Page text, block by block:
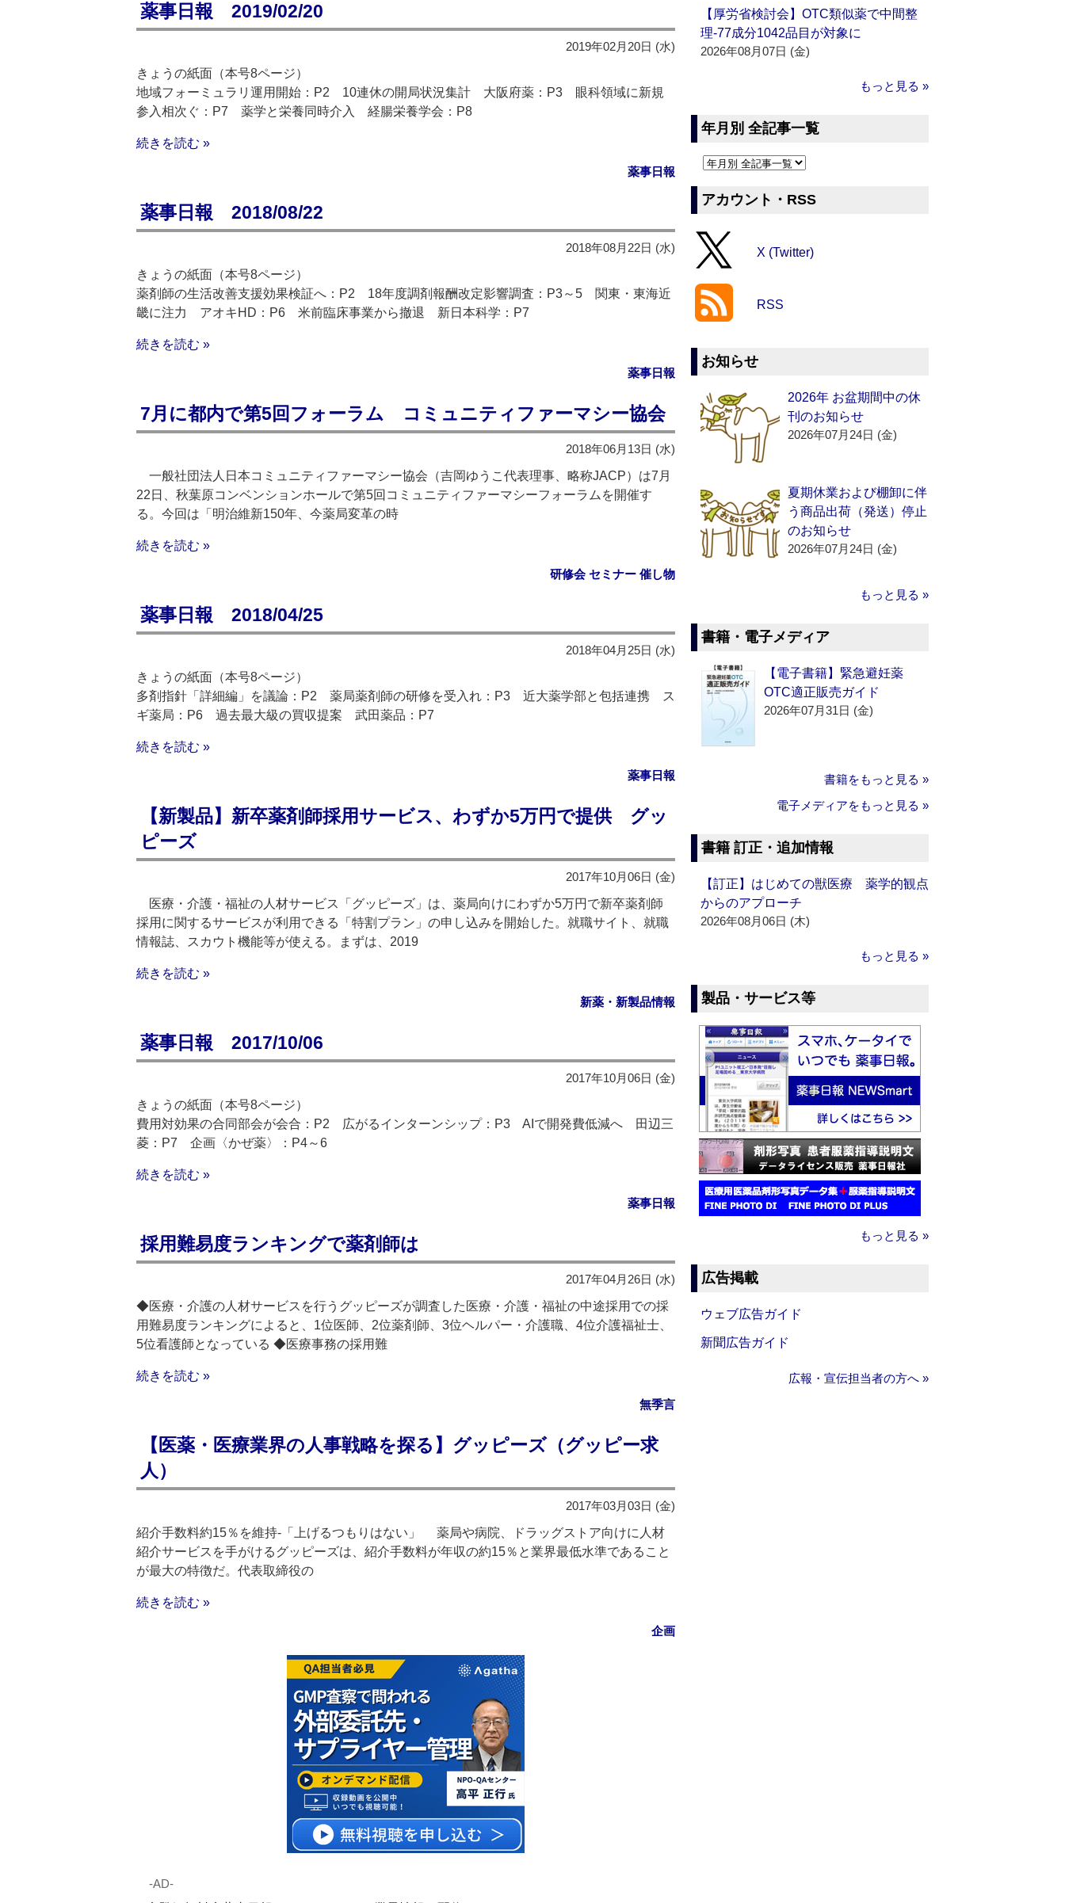
薬事日報 2019/02/20
2019年02月20日 (水)
きょうの紙面（本号8ページ）
地域フォーミュラリ運用開始：P2 10連休の開局状況集計 大阪府薬：P3 眼科領域に新規
参入相次ぐ：P7 薬学と栄養同時介入 経腸栄養学会：P8
続きを読む »
薬事日報
薬事日報 2018/08/22
2018年08月22日 (水)
きょうの紙面（本号8ページ）
薬剤師の生活改善支援効果検証へ：P2 18年度調剤報酬改定影響調査：P3～5 関東・東海近
畿に注力 アオキHD：P6 米前臨床事業から撤退 新日本科学：P7
続きを読む »
薬事日報
7月に都内で第5回フォーラム コミュニティファーマシー協会
2018年06月13日 (水)
一般社団法人日本コミュニティファーマシー協会（吉岡ゆうこ代表理事、略称JACP）は7月
22日、秋葉原コンベンションホールで第5回コミュニティファーマシーフォーラムを開催す
る。今回は「明治維新150年、今薬局変革の時
続きを読む »
研修会 セミナー 催し物
薬事日報 2018/04/25
2018年04月25日 (水)
きょうの紙面（本号8ページ）
多剤指針「詳細編」を議論：P2 薬局薬剤師の研修を受入れ：P3 近大薬学部と包括連携 ス
ギ薬局：P6 過去最大級の買収提案 武田薬品：P7
続きを読む »
薬事日報
【新製品】新卒薬剤師採用サービス、わずか5万円で提供 グッ
ピーズ
2017年10月06日 (金)
医療・介護・福祉の人材サービス「グッピーズ」は、薬局向けにわずか5万円で新卒薬剤師
採用に関するサービスが利用できる「特割プラン」の申し込みを開始した。就職サイト、就職
情報誌、スカウト機能等が使える。まずは、2019
続きを読む »
新薬・新製品情報
薬事日報 2017/10/06
2017年10月06日 (金)
きょうの紙面（本号8ページ）
費用対効果の合同部会が会合：P2 広がるインターンシップ：P3 AIで開発費低減へ 田辺三
菱：P7 企画〈かぜ薬〉：P4～6
続きを読む »
薬事日報
採用難易度ランキングで薬剤師は
2017年04月26日 (水)
◆医療・介護の人材サービスを行うグッピーズが調査した医療・介護・福祉の中途採用での採
用難易度ランキングによると、1位医師、2位薬剤師、3位ヘルパー・介護職、4位介護福祉士、
5位看護師となっている ◆医療事務の採用難
続きを読む »
無季言
【医薬・医療業界の人事戦略を探る】グッピーズ（グッピー求
人）
2017年03月03日 (金)
紹介手数料約15％を維持‐「上げるつもりはない」 薬局や病院、ドラッグストア向けに人材
紹介サービスを手がけるグッピーズは、紹介手数料が年収の約15％と業界最低水準であること
が最大の特徴だ。代表取締役の
続きを読む »
企画
‐AD‐
【厚労省検討会】OTC類似薬で中間整
理‐77成分1042品目が対象に
2026年08月07日 (金)
もっと見る »
年月別 全記事一覧
アカウント・RSS
X (Twitter)
RSS
お知らせ
2026年 お盆期間中の休
刊のお知らせ
2026年07月24日 (金)
夏期休業および棚卸に伴
う商品出荷（発送）停止
のお知らせ
2026年07月24日 (金)
もっと見る »
書籍・電子メディア
【電子書籍】緊急避妊薬
OTC適正販売ガイド
2026年07月31日 (金)
書籍をもっと見る »
電子メディアをもっと見る »
書籍 訂正・追加情報
【訂正】はじめての獣医療 薬学的観点
からのアプローチ
2026年08月06日 (木)
もっと見る »
製品・サービス等
もっと見る »
広告掲載
ウェブ広告ガイド
新聞広告ガイド
広報・宣伝担当者の方へ »